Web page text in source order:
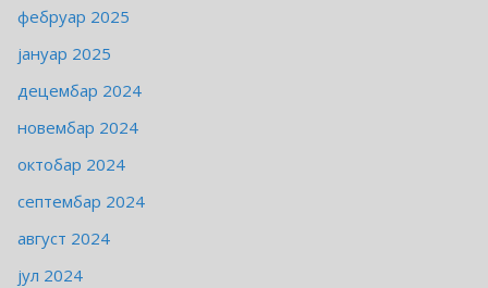
фебруар 2025
јануар 2025
децембар 2024
новембар 2024
октобар 2024
септембар 2024
август 2024
јул 2024